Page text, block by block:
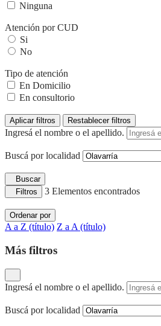
Ninguna
Atención por CUD
Si
No
Tipo de atención
En Domicilio
En consultorio
Aplicar filtros Restablecer filtros
Ingresá el nombre o el apellido.
Buscá por localidad
Buscar
Filtros
3 Elementos encontrados
Ordenar por
A a Z (título) Z a A (título)
Más filtros
Ingresá el nombre o el apellido.
Buscá por localidad